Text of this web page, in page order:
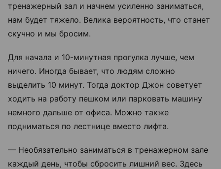
тренажерный зал и начнем усиленно заниматься,
нам будет тяжело. Велика вероятность, что станет
скучно и мы бросим.
Для начала и 10-минутная прогулка лучше, чем
ничего. Иногда бывает, что людям сложно
выделить 10 минут. Тогда доктор Джон советует
ходить на работу пешком или парковать машину
немного дальше от офиса. Можно также
подниматься по лестнице вместо лифта.
— Необязательно заниматься в тренажерном зале
каждый день, чтобы сбросить лишний вес. Здесь